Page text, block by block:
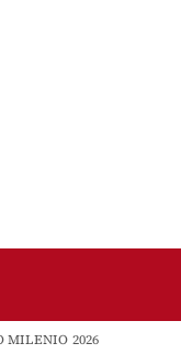
MILENIO 2026